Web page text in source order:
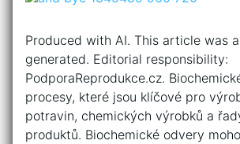
Produced with AI. This article was
generated. Editorial responsibility:
PodporaReprodukce.cz.
procesy, které jsou klíčové pro
potravin, chemických výrobků a
produktů. Biochemické odvery